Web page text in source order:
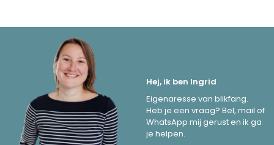
Hej, ik ben Ingrid
Eigenaresse van blikfang.
Heb je een vraag? Bel, mail of
WhatsApp mij gerust en ik ga
je helpen.